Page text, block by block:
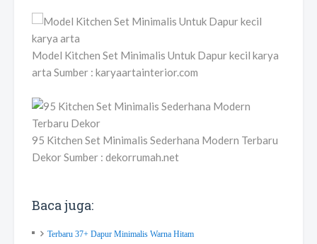
Model Kitchen Set Minimalis Untuk Dapur kecil karya
arta Sumber : karyaartainterior.com
95 Kitchen Set Minimalis Sederhana Modern Terbaru
Dekor Sumber : dekorrumah.net
Baca juga:
Terbaru 37+ Dapur Minimalis Warna Hitam